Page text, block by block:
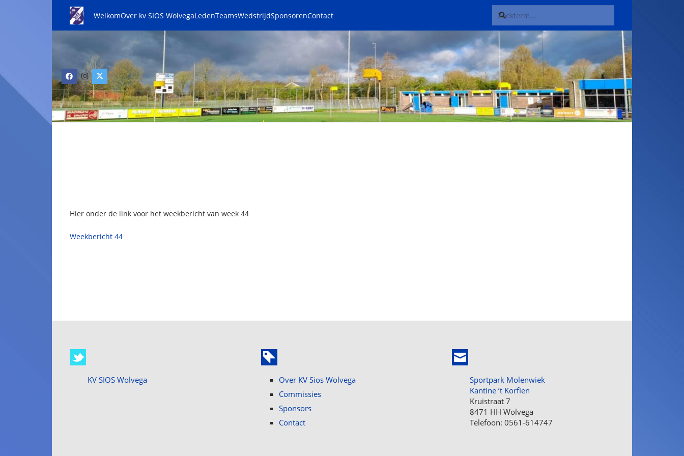
WelkomOver kv SIOS WolvegaLedenTeamsWedstrijdSponsorenContact
Hier onder de link voor het weekbericht van week 44
Weekbericht 44
KV SIOS Wolvega
Over KV Sios Wolvega
Commissies
Sponsors
Contact
Sportpark Molenwiek
Kantine ’t Korfien
Kruistraat 7
8471 HH Wolvega
Telefoon: 0561-614747